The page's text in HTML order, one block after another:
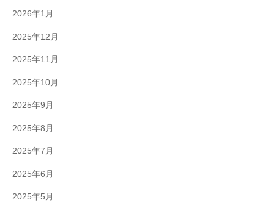
2026年1月
2025年12月
2025年11月
2025年10月
2025年9月
2025年8月
2025年7月
2025年6月
2025年5月